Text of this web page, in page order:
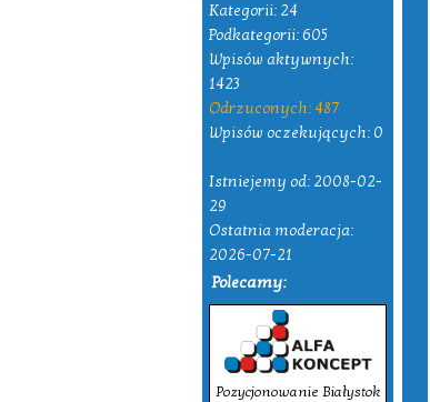
Kategorii: 24
Podkategorii: 605
Wpisów aktywnych:
1423
Odrzuconych: 487
Wpisów oczekujących: 0
Istniejemy od: 2008-02-
29
Ostatnia moderacja:
2026-07-21
Polecamy:
Pozycjonowanie Białystok